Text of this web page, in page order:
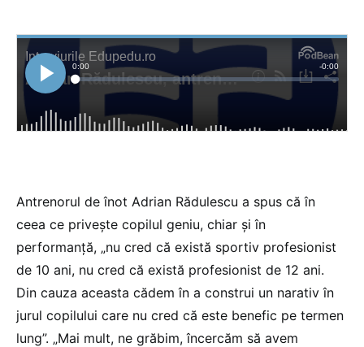
Antrenorul de înot Adrian Rădulescu a spus că în
ceea ce privește copilul geniu, chiar și în
performanță, „nu cred că există sportiv profesionist
de 10 ani, nu cred că există profesionist de 12 ani.
Din cauza aceasta cădem în a construi un narativ în
jurul copilului care nu cred că este benefic pe termen
lung”. „Mai mult, ne grăbim, încercăm să avem